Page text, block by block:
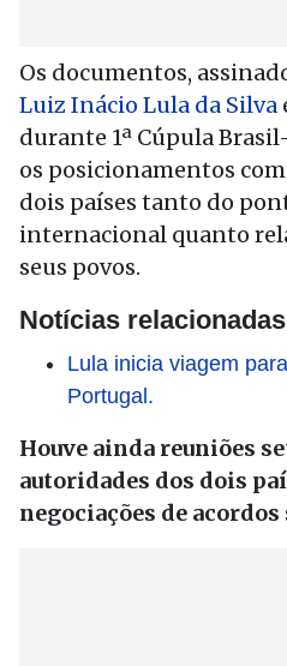
Os documentos,
Luiz Inácio Lula da Silva
durante 1ª Cúpula
os posicionamentos
dois países tanto do
internacional quanto
seus povos.
Notícias
Lula inicia viagem
Portugal.
Houve ainda reuniões
autoridades dos dois
negociações de acordos